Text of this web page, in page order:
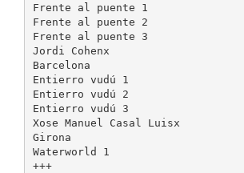
Frente al puente 1
Frente al puente 2
Frente al puente 3
Jordi Cohenx
Barcelona
Entierro vudú 1
Entierro vudú 2
Entierro vudú 3
Xose Manuel Casal Luisx
Girona
Waterworld 1
+++